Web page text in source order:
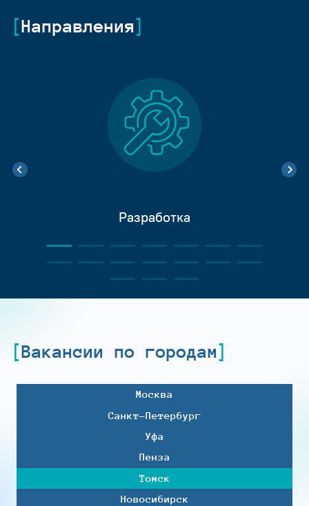
Направления
Разработка
Вакансии по городам
Москва
Санкт-Петербург
Уфа
Пенза
Томск
Новосибирск